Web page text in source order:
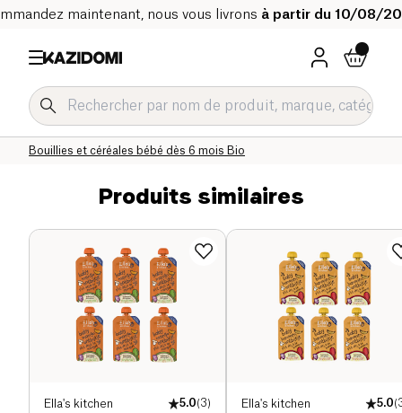
maintenant, nous vous livrons à partir du 10/08/
Bouillies et céréales bébé dès 6 mois Bio
Bouillies et céréales bébé Bio
Alimentation bébé Bio
Accueil
Produits similaires
Ella's kitchen 5.0(3) Ella's kitchen 5.0(